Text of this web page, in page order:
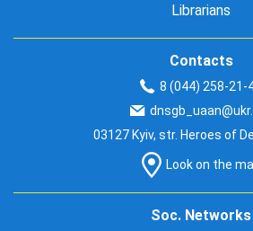
Librarians
Contacts
8 (044) 258-21-
03127 Kyiv, str. Heroes of
Look on the
Soc. Networks